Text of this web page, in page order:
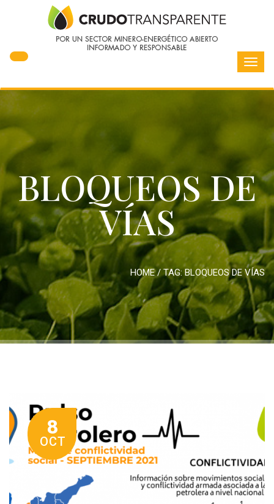
BLOQUEOS DE
VÍAS
HOME/ TAG:BLOQUEOS DE VÍAS
8
OCT